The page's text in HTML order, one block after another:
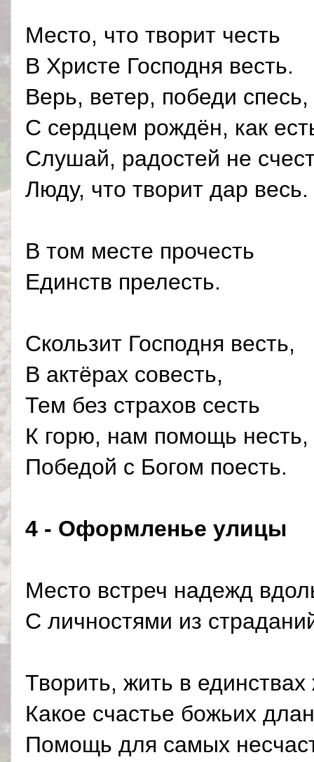
Место, что творит честь
В Христе Господня весть.
Верь, ветер, победи спесь,
С сердцем рождён, как
Слушай, радостей не
Люду, что творит дар весь.
В том месте прочесть
Единств прелесть.
Скользит Господня весть,
В актёрах совесть,
Тем без страхов сесть
К горю, нам помощь несть,
Победой с Богом поесть.
4 - Оформленье улицы
Место встреч надежд
С личностями из
Творить, жить в
Какое счастье божьих
Помощь для самых